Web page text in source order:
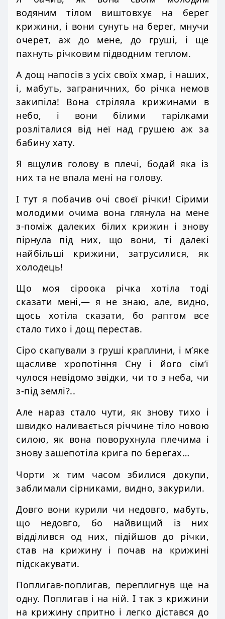
водяним тілом виштовхує на берег
крижини, і вони сунуть на берег, мнучи
очерет, аж до мене, до груші, і ще
пахнуть річковим підводним теплом.
А дощ напосів з усіх своїх хмар, і наших,
і, мабуть, заграничних, бо річка немов
закипіла! Вона стріляла крижинами в
небо, і вони білими тарілками
розліталися від неї над грушею аж за
бабину хату.
Я вщулив голову в плечі, бодай яка із
них та не впала мені на голову.
І тут я побачив очі своєї річки! Сірими
молодими очима вона глянула на мене
з-поміж далеких білих крижин і знову
пірнула під них, що вони, ті далекі
найбільші крижини, затрусилися, як
холодець!
Що моя сіроока річка хотіла тоді
сказати мені,— я не знаю, але, видно,
щось хотіла сказати, бо раптом все
стало тихо і дощ перестав.
Сіро скапували з груші краплини, і м’яке
щасливе хропотіння Сну і його сім’ї
чулося невідомо звідки, чи то з неба, чи
з-під землі?..
Але нараз стало чути, як знову тихо і
швидко наливається річчине тіло новою
силою, як вона поворухнула плечима і
знову зашепотіла крига по берегах…
Чорти ж тим часом збилися докупи,
заблимали сірниками, видно, закурили.
Довго вони курили чи недовго, мабуть,
що недовго, бо найвищий із них
відділився од них, підійшов до річки,
став на крижину і почав на крижині
підскакувати.
Поплигав-поплигав, переплигнув ще на
одну. Поплигав і на ній. І так з крижини
на крижину спритно і легко дістався до